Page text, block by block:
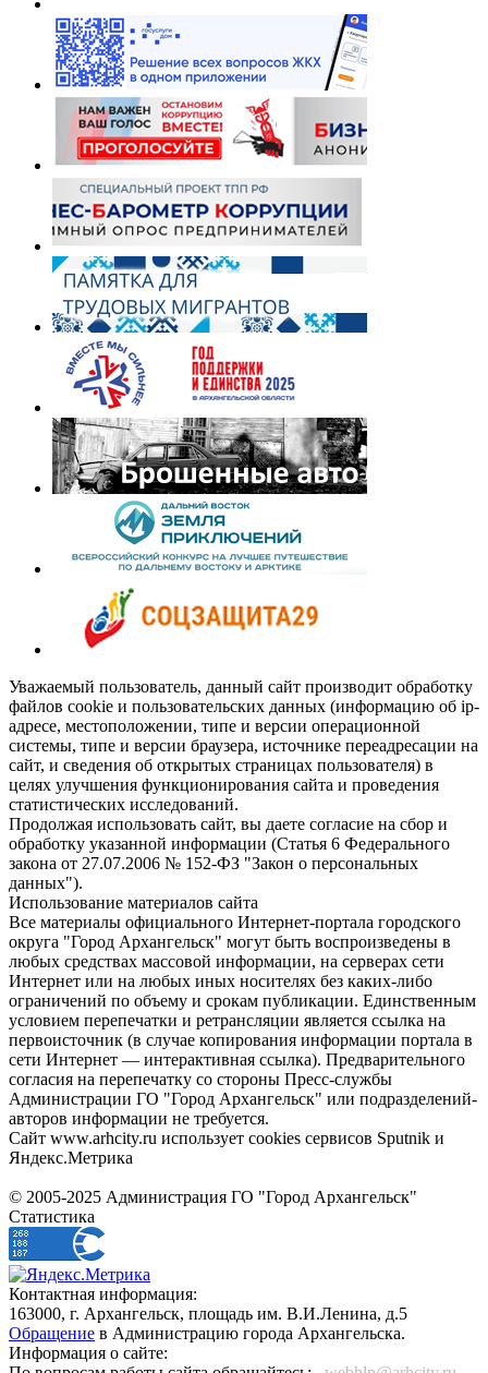
Уважаемый пользователь, данный сайт производит обработку
файлов cookie и пользовательских данных (информацию об ip-
адресе, местоположении, типе и версии операционной
системы, типе и версии браузера, источнике переадресации на
сайт, и сведения об открытых страницах пользователя) в
целях улучшения функционирования сайта и проведения
статистических исследований.
Продолжая использовать сайт, вы даете согласие на сбор и
обработку указанной информации (Статья 6 Федерального
закона от 27.07.2006 № 152-ФЗ "Закон о персональных
данных").
Использование материалов сайта
Все материалы официального Интернет-портала городского
округа "Город Архангельск" могут быть воспроизведены в
любых средствах массовой информации, на серверах сети
Интернет или на любых иных носителях без каких-либо
ограничений по объему и срокам публикации. Единственным
условием перепечатки и ретрансляции является ссылка на
первоисточник (в случае копирования информации портала в
сети Интернет — интерактивная ссылка). Предварительного
согласия на перепечатку со стороны Пресс-службы
Администрации ГО "Город Архангельск" или подразделений-
авторов информации не требуется.
Сайт www.arhcity.ru использует cookies сервисов Sputnik и
Яндекс.Метрика
© 2005-2025 Администрация ГО "Город Архангельск"
Статистика
Контактная информация:
163000, г. Архангельск, площадь им. В.И.Ленина, д.5
Обращение в Администрацию города Архангельска.
Информация о сайте: